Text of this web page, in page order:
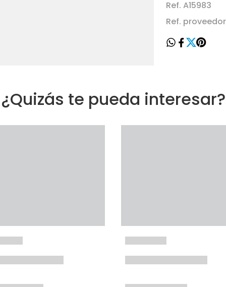
Ref. A15983
Ref.
¿Quizás te pueda interesar?